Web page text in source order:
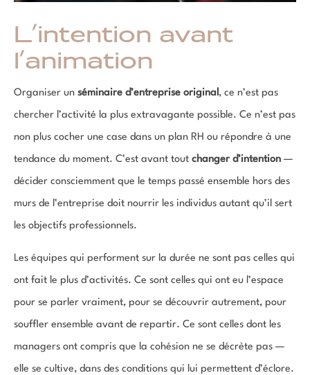
L’intention avant
l’animation
Organiser un séminaire d’entreprise original, ce n’est pas
chercher l’activité la plus extravagante possible. Ce n’est pas
non plus cocher une case dans un plan RH ou répondre à une
tendance du moment. C’est avant tout changer d’intention —
décider consciemment que le temps passé ensemble hors des
murs de l’entreprise doit nourrir les individus autant qu’il sert
les objectifs professionnels.
Les équipes qui performent sur la durée ne sont pas celles qui
ont fait le plus d’activités. Ce sont celles qui ont eu l’espace
pour se parler vraiment, pour se découvrir autrement, pour
souffler ensemble avant de repartir. Ce sont celles dont les
managers ont compris que la cohésion ne se décrète pas —
elle se cultive, dans des conditions qui lui permettent d’éclore.